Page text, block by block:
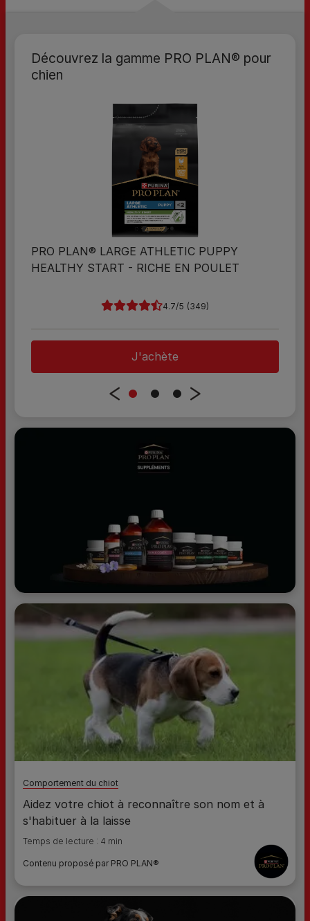
Comportement du chiot
Aidez votre chiot à reconnaître son nom et à
s'habituer à la laisse
Temps de lecture : 4 min
Contenu proposé par PRO PLAN®
Découvrez la gamme PRO PLAN® pour
chien
PRO PLAN® LARGE ATHLETIC PUPPY
HEALTHY START - RICHE EN POULET
4.7 (349)
J'achète
1 2 3